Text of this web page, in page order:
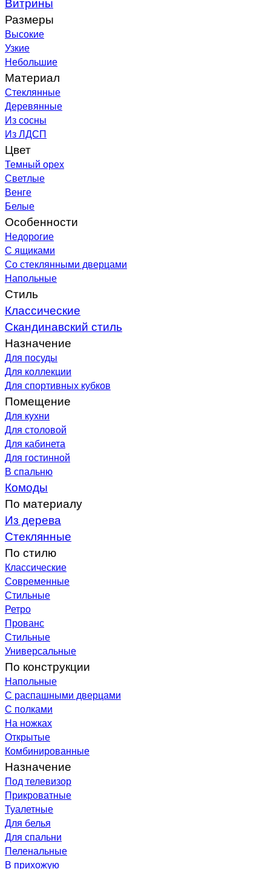
Размеры
Высокие
Узкие
Небольшие
Материал
Стеклянные
Деревянные
Из сосны
Из ЛДСП
Цвет
Темный орех
Светлые
Венге
Белые
Особенности
Недорогие
С ящиками
Со стеклянными дверцами
Напольные
Стиль
Классические
Скандинавский стиль
Назначение
Для посуды
Для коллекции
Для спортивных кубков
Помещение
Для кухни
Для столовой
Для кабинета
Для гостинной
В спальню
Комоды
По материалу
Из дерева
Стеклянные
По стилю
Классические
Современные
Стильные
Ретро
Прованс
Стильные
Универсальные
По конструкции
Напольные
С распашными дверцами
С полками
На ножках
Открытые
Комбинированные
Назначение
Под телевизор
Прикроватные
Туалетные
Для белья
Для спальни
Пеленальные
В прихожую